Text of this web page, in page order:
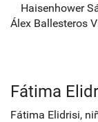
Haisenhower
Álex Ballesteros
Fátima
Fátima Elidrisi,